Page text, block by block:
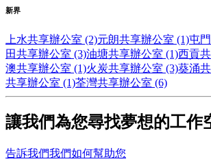
新界
上水共享辦公室 (2)元朗共享辦公室 (1)屯
田共享辦公室 (3)油塘共享辦公室 (1)西貢
澳共享辦公室 (1)火炭共享辦公室 (3)葵涌
共享辦公室 (1)荃灣共享辦公室 (6)
讓我們為您尋找夢想的工作
告訴我們我們如何幫助您